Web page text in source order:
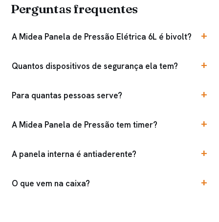
Perguntas frequentes
A Midea Panela de Pressão Elétrica 6L é bivolt?
Quantos dispositivos de segurança ela tem?
Para quantas pessoas serve?
A Midea Panela de Pressão tem timer?
A panela interna é antiaderente?
O que vem na caixa?